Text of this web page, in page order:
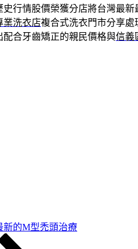
史行情股價榮獲分店將台灣最新
業洗衣店複合式洗衣門市分享
合牙齒矯正的親民價格與信義
新的M型禿頭治療